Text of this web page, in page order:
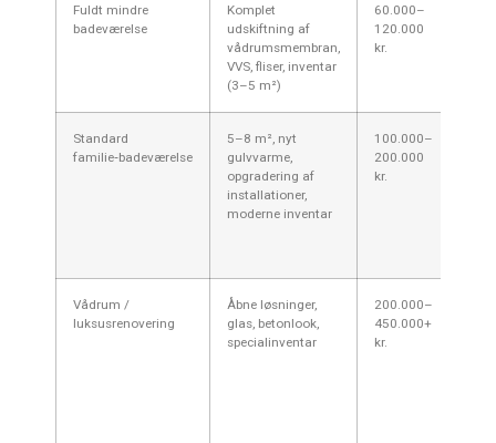
Fuldt mindre
badeværelse
Komplet
udskiftning af
vådrumsmembran,
VVS, fliser, inventar
(3–5 m²)
60.000–
120.000
kr.
Standard
familie‑badeværelse
5–8 m², nyt
gulvvarme,
opgradering af
installationer,
moderne inventar
100.000–
200.000
kr.
Vådrum /
luksusrenovering
Åbne løsninger,
glas, betonlook,
specialinventar
200.000–
450.000+
kr.